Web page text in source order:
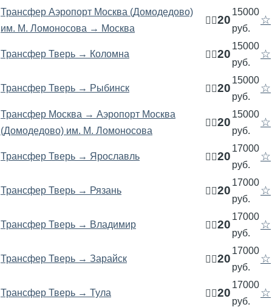
Трансфер Аэропорт Москва (Домодедово)
им. М. Ломоносова → Москва
🧍‍♂️20
15000
руб.
☆
Трансфер Тверь → Коломна 🧍‍♂️20
15000
руб.
☆
Трансфер Тверь → Рыбинск 🧍‍♂️20
15000
руб.
☆
Трансфер Москва → Аэропорт Москва
(Домодедово) им. М. Ломоносова
🧍‍♂️20
15000
руб.
☆
Трансфер Тверь → Ярославль 🧍‍♂️20
17000
руб.
☆
Трансфер Тверь → Рязань 🧍‍♂️20
17000
руб.
☆
Трансфер Тверь → Владимир 🧍‍♂️20
17000
руб.
☆
Трансфер Тверь → Зарайск 🧍‍♂️20
17000
руб.
☆
Трансфер Тверь → Тула 🧍‍♂️20
17000
руб.
☆